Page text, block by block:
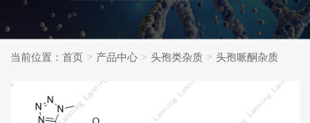
当前位置： 首页 产品中心 头孢类杂质 头孢哌酮杂质